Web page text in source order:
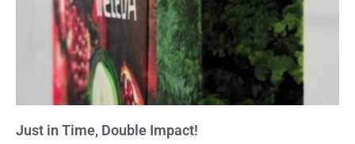
Just in Time, Double Impact!